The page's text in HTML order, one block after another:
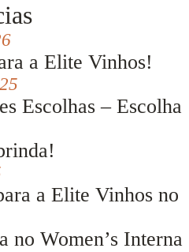
a Elite Vinhos!
Escolhas –
a Elite Vinhos
no Women’s